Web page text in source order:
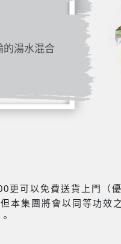
的湯水混合
可以免費送貨上門（
本集團將會以同等功效